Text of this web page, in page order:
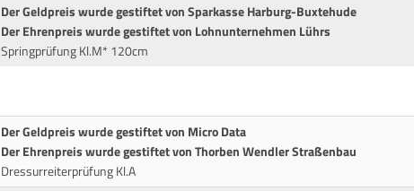
Der Geldpreis wurde gestiftet von Sparkasse Harburg-Buxtehude
Der Ehrenpreis wurde gestiftet von Lohnunternehmen Lührs
Springprüfung Kl.M* 120cm
Der Geldpreis wurde gestiftet von Micro Data
Der Ehrenpreis wurde gestiftet von Thorben Wendler Straßenbau
Dressurreiterprüfung Kl.A